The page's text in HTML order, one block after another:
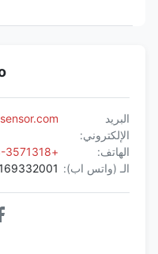
الإلكتروني:
الهاتف:
الـ (واتس اب):